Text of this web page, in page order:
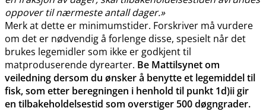
oppover til nærmeste antall dager.»
Merk at dette er minimumstider. Forskriver må vurdere
om det er nødvendig å forlenge disse, spesielt når det
brukes legemidler som ikke er godkjent til
matproduserende dyrearter. Be Mattilsynet om
veiledning dersom du ønsker å benytte et legemiddel til
fisk, som etter beregningen i henhold til punkt 1d)ii gir
en tilbakeholdelsestid som overstiger 500 døgngrader.